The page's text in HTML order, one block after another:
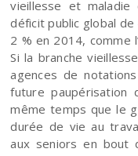
vieillesse et
déficit public global de
2 % en 2014, comme
Si la branche
agences de
future paupérisation
même temps que le
durée de vie au
aux seniors en bout